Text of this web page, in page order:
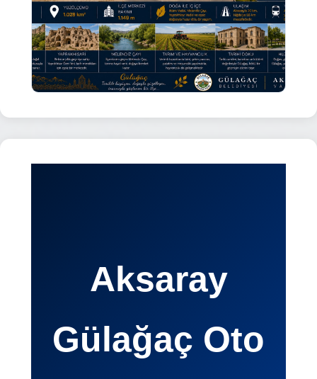
Aksaray
Gülağaç Oto